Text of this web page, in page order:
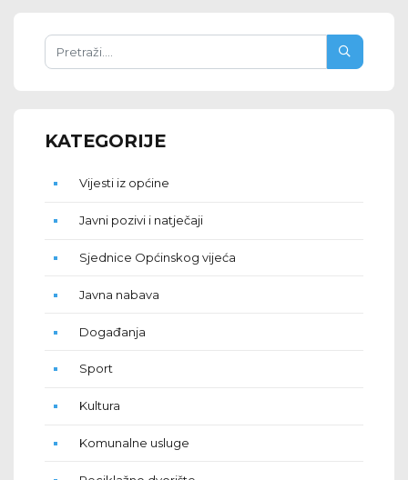
KATEGORIJE
Vijesti iz općine
Javni pozivi i natječaji
Sjednice Općinskog vijeća
Javna nabava
Događanja
Sport
Kultura
Komunalne usluge